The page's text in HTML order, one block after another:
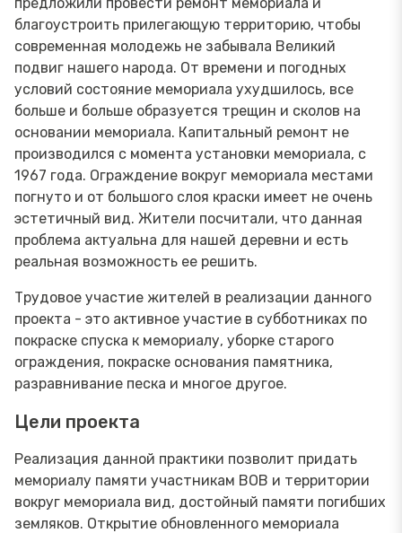
благоустроить прилегающую территорию, чтобы
современная молодежь не забывала Великий
подвиг нашего народа. От времени и погодных
условий состояние мемориала ухудшилось, все
больше и больше образуется трещин и сколов на
основании мемориала. Капитальный ремонт не
производился с момента установки мемориала, с
1967 года. Ограждение вокруг мемориала местами
погнуто и от большого слоя краски имеет не очень
эстетичный вид. Жители посчитали, что данная
проблема актуальна для нашей деревни и есть
реальная возможность ее решить.
Трудовое участие жителей в реализации данного
проекта - это активное участие в субботниках по
покраске спуска к мемориалу, уборке старого
ограждения, покраске основания памятника,
разравнивание песка и многое другое.
Цели проекта
Реализация данной практики позволит придать
мемориалу памяти участникам ВОВ и территории
вокруг мемориала вид, достойный памяти погибших
земляков. Открытие обновленного мемориала